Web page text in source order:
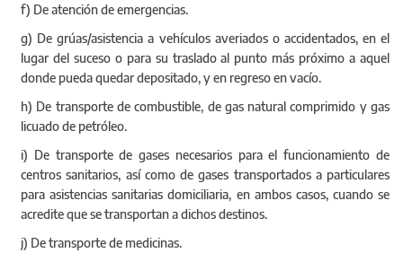
f) De atención de emergencias.
g) De grúas/asistencia a vehículos averiados o accidentados, en el
lugar del suceso o para su traslado al punto más próximo a aquel
donde pueda quedar depositado, y en regreso en vacío.
h) De transporte de combustible, de gas natural comprimido y gas
licuado de petróleo.
i) De transporte de gases necesarios para el funcionamiento de
centros sanitarios, así como de gases transportados a particulares
para asistencias sanitarias domiciliaria, en ambos casos, cuando se
acredite que se transportan a dichos destinos.
j) De transporte de medicinas.